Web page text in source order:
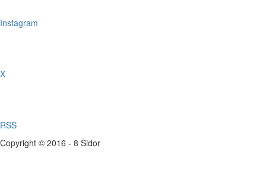
Instagram
X
RSS
Copyright © 2016 - 8 Sidor